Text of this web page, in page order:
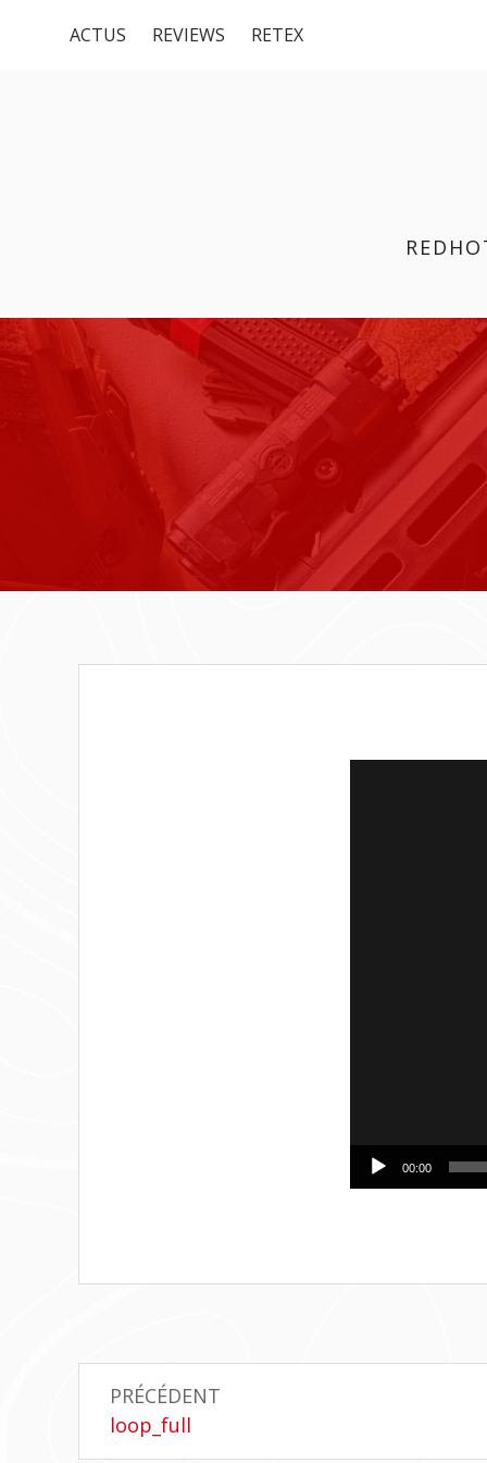
MenuACTUS REVIEWS RETEX
D'ARIANE
00:00
Navigation
de
PRÉCÉDENT
Article
précédent
loop_full